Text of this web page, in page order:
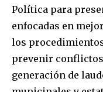
Política para
enfocadas en
los
prevenir
generación de